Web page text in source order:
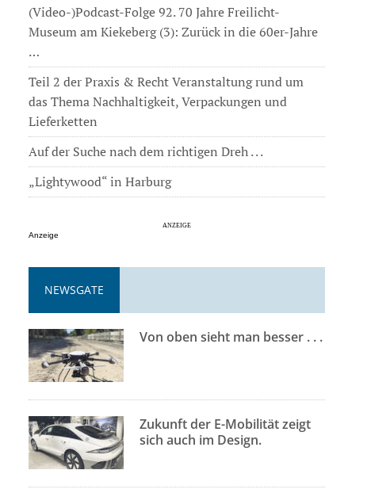
(Video-)Podcast-Folge 92. 70 Jahre Freilicht-
Museum am Kiekeberg (3): Zurück in die 60er-Jahre
…
Teil 2 der Praxis & Recht Veranstaltung rund um
das Thema Nachhaltigkeit, Verpackungen und
Lieferketten
Auf der Suche nach dem richtigen Dreh . . .
„Lightywood“ in Harburg
Anzeige
NEWSGATE
Von oben sieht man besser . . .
Zukunft der E-Mobilität zeigt
sich auch im Design.